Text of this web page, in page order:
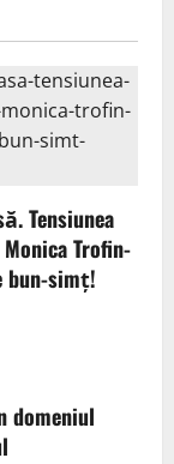
Tensiunea
Trofin-
bun-simț!
domeniul